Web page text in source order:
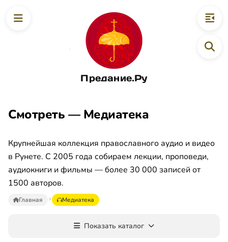
Предание.Ру
Смотреть — Медиатека
Крупнейшая коллекция православного аудио и видео
в Рунете. С 2005 года собираем лекции, проповеди,
аудиокниги и фильмы — более 30 000 записей от
1500 авторов.
Главная Медиатека
Показать каталог